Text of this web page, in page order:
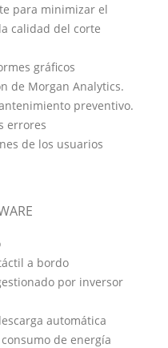
para minimizar el
calidad del corte
gráficos
de Morgan Analytics.
preventivo.
errores
de los usuarios
a bordo
por inversor
automática
de energía